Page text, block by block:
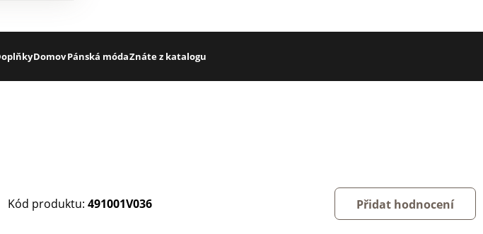
DomovPánská módaZnáte z katalogu
Kód produktu: 491001V036 Přidat hodnocení